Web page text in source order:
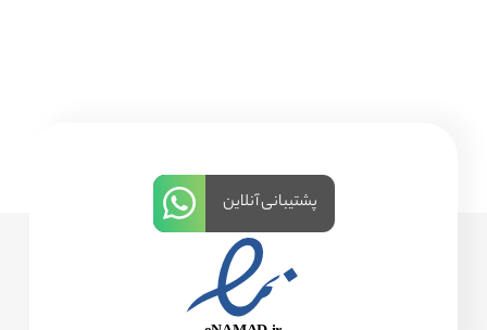
پشتیبانی آنلاین